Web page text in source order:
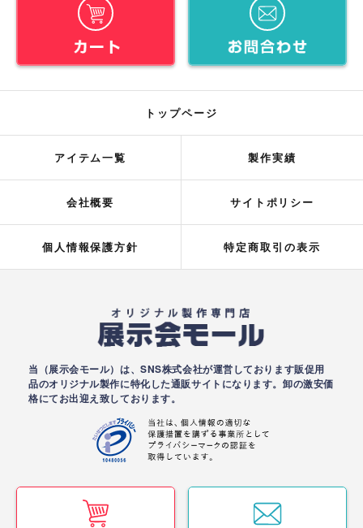
トップページ
アイテム一覧 製作実績
会社概要 サイトポリシー
個人情報保護方針 特定商取引の表示
当（展示会モール）は、SNS株式会社が運営しております販促用
品のオリジナル製作に特化した通販サイトになります。卸の激安価
格にてお出迎え致しております。